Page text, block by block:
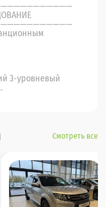
3-уровневый
Смотреть все